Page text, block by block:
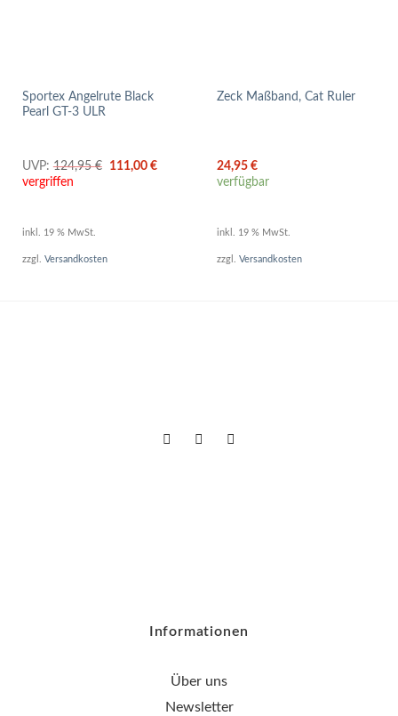
Sportex Angelrute Black
Pearl GT-3 ULR
UVP: 124,95€
Ursprünglicher
111,00 €Aktueller
vergriffen
inkl. 19 % MwSt.
zzgl. Versandkosten
Zeck Maßband, Cat Ruler
24,95 €
verfügbar
inkl. 19 % MwSt.
zzgl. Versandkosten
Informationen
Über uns
Newsletter